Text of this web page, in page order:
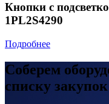
Кнопки с
1PL2S4290
Подробнее
Соберем
списку закупок